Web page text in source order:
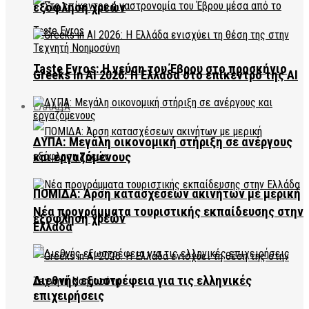
Taste Evros: Η γεύση του Έβρου στο προσκήνιο
ΕΛΛΑΔΑ
ΠΟΜΙΔΑ: Άρση κατασχέσεων ακινήτων με μερική
εξόφληση χρεών
εξόφληση χρεών
Greeks in AI 2026: Η Ελλάδα στο επίκεντρο της AI
ΔΥΠΑ: Μεγάλη οικονομική στήριξη σε ανέργους
και εργαζόμενους
Νέα προγράμματα τουριστικής εκπαίδευσης στην
Ελλάδα
Διεθνής εξωστρέφεια για τις ελληνικές
επιχειρήσεις